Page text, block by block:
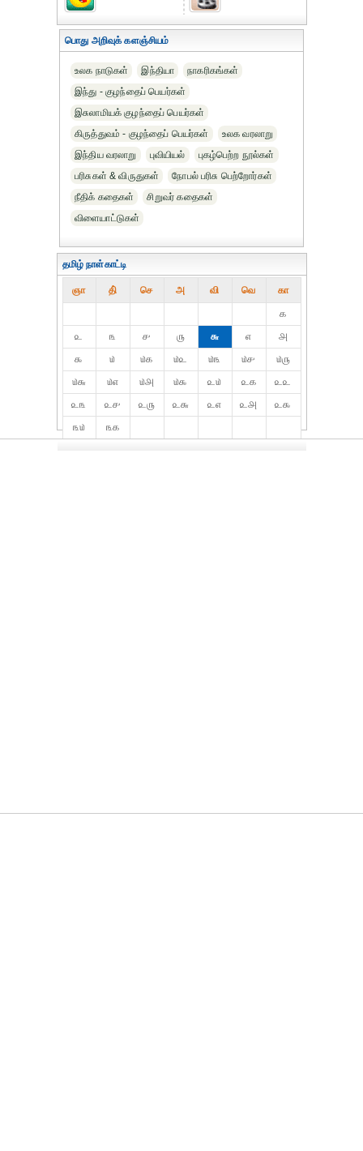
பொது அறிவுக் களஞ்சியம்
உலக நாடுகள் இந்தியா
நாகரிகங்கள்
இந்து - குழந்தைப் பெயர்கள்
இசுலாமியக் குழந்தைப் பெயர்கள்
கிருத்துவம் - குழந்தைப் பெயர்கள்
உலக வரலாறு
இந்திய வரலாறு
புவியியல்
புகழ்பெற்ற நூல்கள்
பரிசுகள் & விருதுகள்
நோபல் பரிசு‎ பெற்றோர்‎கள்
நீதிக் கதைகள்
சிறுவர் கதைகள்
விளையாட்டுகள்
தமிழ் நாள்காட்டி
ஞா தி் செ அ வி வெ கா
௧
௨
௩ ௪ ௫ ௬ ௭
௮
௯
௰ ௰௧ ௰௨ ௰௩ ௰௪
௰௫
௰௬
௰௭ ௰௮ ௰௯ ௨௰ ௨௧
௨௨
௨௩
௨௪ ௨௫ ௨௬ ௨௭ ௨௮
௨௯
௩௰
௩௧